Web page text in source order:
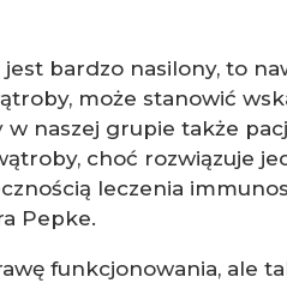
jest bardzo nasilony, to
może stanowić
w naszej grupie także
choć rozwiązuje
leczenia
Pepke.
funkcjonowania, ale